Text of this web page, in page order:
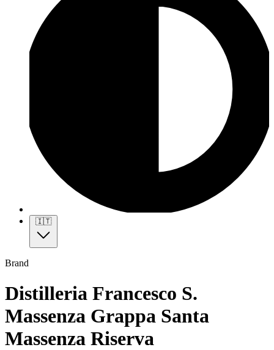
🇮🇹
Brand
Distilleria Francesco S.
Massenza Grappa Santa
Massenza Riserva